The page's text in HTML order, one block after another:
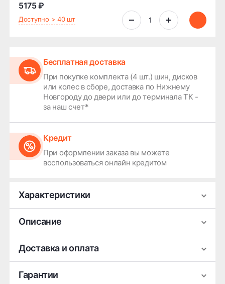
5175 ₽
Доступно > 40 шт
Бесплатная доставка
При покупке комплекта (4 шт.) шин, дисков
или колес в сборе, доставка по Нижнему
Новгороду до двери или до терминала ТК -
за наш счет*
Кредит
При оформлении заказа вы можете
воспользоваться онлайн кредитом
Характеристики
Производитель
Сезонность
Зимняя
Ширина
175
Высота
65
Диаметр
Описание
Типоразмер шин Cordiant Snow Cross 2 (Зима,
класса российского производства и иномарок:
Доставка и оплата
Гарантии